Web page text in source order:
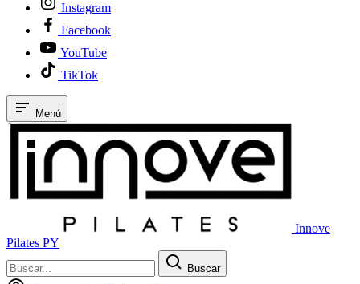
Instagram
Facebook
YouTube
TikTok
Menú
Innove
Pilates PY
Buscar